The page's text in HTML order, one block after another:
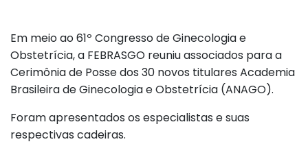
Em meio ao 61º Congresso de Ginecologia e
Obstetrícia, a FEBRASGO reuniu associados para a
Cerimônia de Posse dos 30 novos titulares Academia
Brasileira de Ginecologia e Obstetrícia (ANAGO).
Foram apresentados os especialistas e suas
respectivas cadeiras.